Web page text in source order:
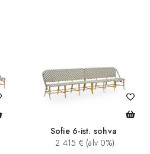
Sofie 6-ist. sohva
2 415 € (alv 0%)